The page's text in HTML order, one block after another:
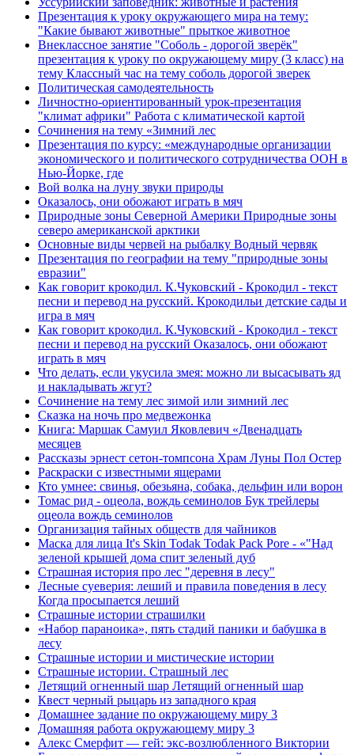
Презентация к уроку окружающего мира на тему:
"Какие бывают животные" прыткое животное
Внеклассное занятие "Соболь - дорогой зверёк"
презентация к уроку по окружающему миру (3 класс) на
тему Классный час на тему соболь дорогой зверек
Политическая самодеятельность
Личностно-ориентированный урок-презентация
"климат африки" Работа с климатической картой
Сочинения на тему «Зимний лес
Презентация по курсу: «международные организации
экономического и политического сотрудничества ООН в
Нью-Йорке, где
Вой волка на луну звуки природы
​Оказалось, они обожают играть в мяч
Природные зоны Северной Америки Природные зоны
северо американской арктики
Основные виды червей на рыбалку Водный червяк
Презентация по географии на тему "природные зоны
евразии"
Как говорит крокодил. К.Чуковский - Крокодил - текст
песни и перевод на русский. Крокодильи детские сады и
игра в мяч
Как говорит крокодил. К.Чуковский - Крокодил - текст
песни и перевод на русский ​Оказалось, они обожают
играть в мяч
Что делать, если укусила змея: можно ли высасывать яд
и накладывать жгут?
Сочинение на тему лес зимой или зимний лес
Сказка на ночь про медвежонка
Книга: Маршак Самуил Яковлевич «Двенадцать
месяцев
Рассказы эрнест сетон-томпсона Храм Луны Пол Остер
Раскраски с известными ящерами
Кто умнее: свинья, обезьяна, собака, дельфин или ворон
Томас рид - оцеола, вождь семинолов Бук трейлеры
оцеола вождь семинолов
Организация тайных обществ для чайников
Маска для лица It's Skin Todak Todak Pack Pore - «"Над
зеленой крышей дома спит зеленый дуб
Страшная история про лес "деревня в лесу"
Лесные суеверия: леший и правила поведения в лесу
Когда просыпается леший
Страшные истории страшилки
«Набор параноика», пять стадий паники и бабушка в
лесу
Страшные истории и мистические истории
Страшные истории. Страшный лес
Летящий огненный шар Летящий огненный шар
Квест черный рыцарь из западного края
Домашнее задание по окружающему миру 3
Домашняя работа окружающему миру 3
Алекс Смерфит — гей: экс-возлюбленного Виктории